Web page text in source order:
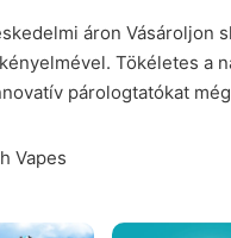
áron Vásároljon
Tökéletes a
párologtatókat
Vapes